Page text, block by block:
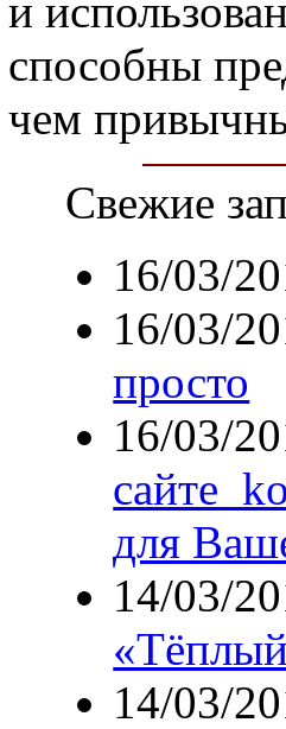
и
способны
чем
Свежие
16/03/
16/03/
просто
16/03/
сайте
для
14/03/
14/03/